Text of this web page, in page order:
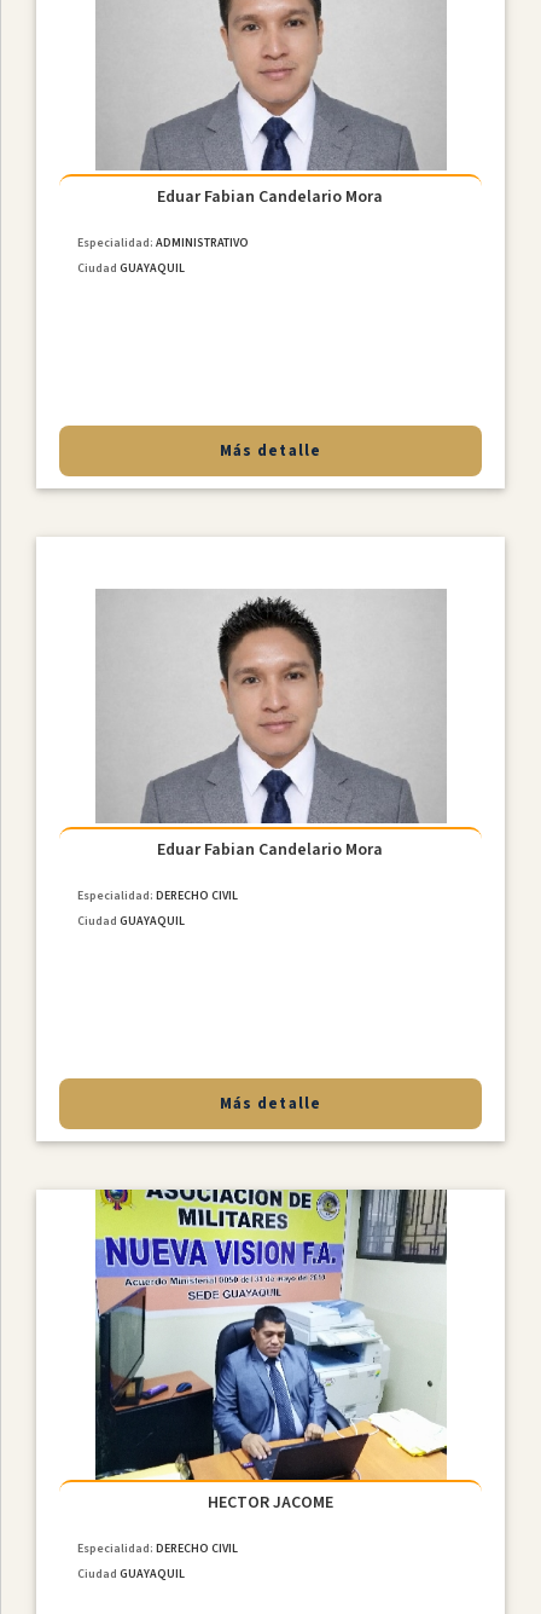
Eduar Fabian Candelario Mora
Especialidad:ADMINISTRATIVO
Ciudad GUAYAQUIL
Más detalle
Eduar Fabian Candelario Mora
Especialidad:DERECHO CIVIL
Ciudad GUAYAQUIL
Más detalle
HECTOR JACOME
Especialidad:DERECHO CIVIL
Ciudad GUAYAQUIL